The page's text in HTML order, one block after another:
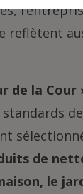
reflètent
de la Cour
de
le